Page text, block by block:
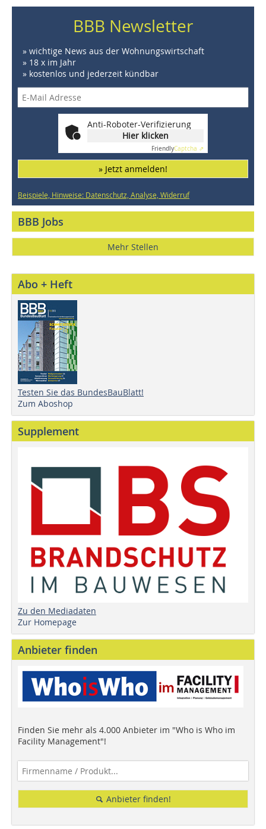
BBB Newsletter
» wichtige News aus der Wohnungswirtschaft
» 18 x im Jahr
» kostenlos und jederzeit kündbar
Anti-Roboter-Verifizierung
Hier klicken
FriendlyCaptcha ⇗
» Jetzt anmelden!
Beispiele, Hinweise: Datenschutz, Analyse, Widerruf
BBB Jobs
Mehr Stellen
Abo + Heft
Testen Sie das BundesBauBlatt!
Zum Aboshop
Supplement
Zu den Mediadaten
Zur Homepage
Anbieter finden
Finden Sie mehr als 4.000 Anbieter im "Who is Who im
Facility Management"!
Anbieter finden!